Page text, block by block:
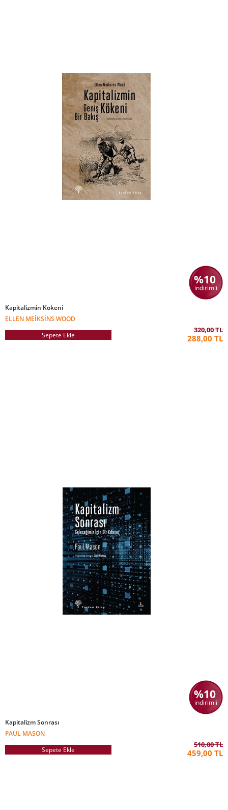
%10
indirimli
Kapitalizmin Kökeni
ELLEN MEIKSINS WOOD
Sepete Ekle
320,00 TL
288,00 TL
%10
indirimli
Kapitalizm Sonrası
PAUL MASON
Sepete Ekle
510,00 TL
459,00 TL